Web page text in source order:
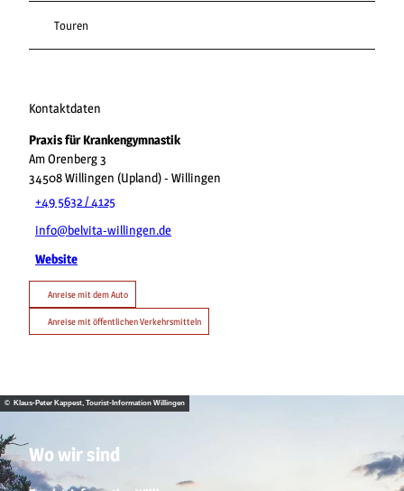
Touren
Kontaktdaten
Praxis für Krankengymnastik
Am Orenberg 3
34508Willingen (Upland)- Willingen
+49 5632 / 4125
info@belvita-willingen.de
Website
Anreise mit dem Auto
Anreise mit öffentlichen Verkehrsmitteln
© Klaus-Peter Kappest, Tourist-Information Willingen
Wo wir sind